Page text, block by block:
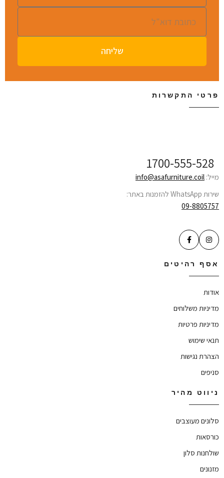
שליחה
פרטי התקשרות
1700-555-528
מייל: info@asafurniture.coil
שירות WhatsApp להזמנות באתר:
09-8805757
אסף רהיטים
אודות
מדיניות משלוחים
מדיניות פרטיות
תנאי שימוש
הצהרת נגישות
סניפים
ניווט מהיר
סלונים מעוצבים
כורסאות
שולחנות סלון
מזנונים